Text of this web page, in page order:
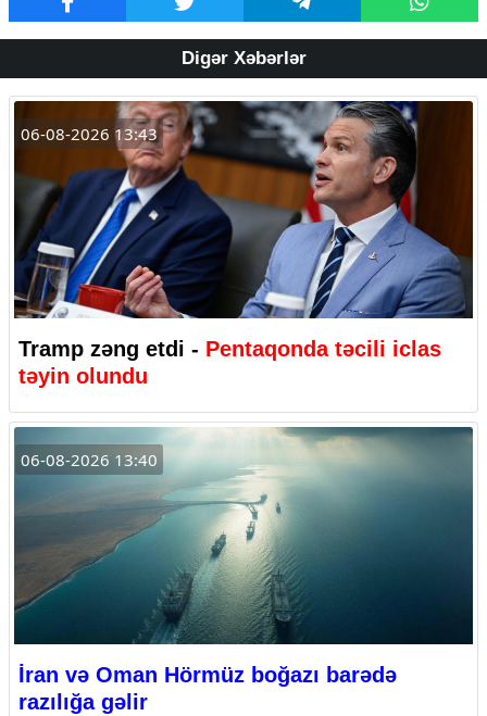
Digər Xəbərlər
06-08-2026 13:43
Tramp zəng etdi - Pentaqonda təcili iclas
təyin olundu
06-08-2026 13:40
İran və Oman Hörmüz boğazı barədə
razılığa gəlir